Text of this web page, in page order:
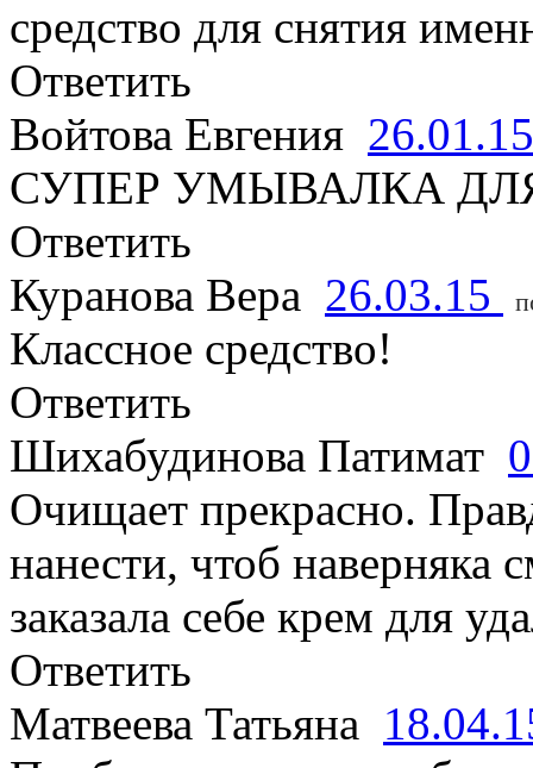
средство для снятия
Ответить
Войтова Евгения
СУПЕР УМЫВАЛКА
Ответить
Куранова Вера 26.03.15
Классное средство!
Ответить
Шихабудинова Патимат
Очищает прекрасно.
нанести, чтоб
заказала себе крем для
Ответить
Матвеева Татьяна